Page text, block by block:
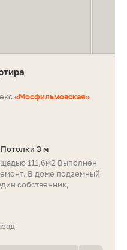
«Мосфильмовская»
Потолки 3 м
111,6м2 Выполнен
В доме подземный
собственник,